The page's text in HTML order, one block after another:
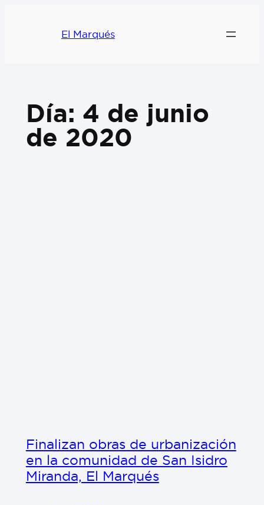
El Marqués
Día: 4 de junio
de 2020
Finalizan obras de urbanización
en la comunidad de San Isidro
Miranda, El Marqués